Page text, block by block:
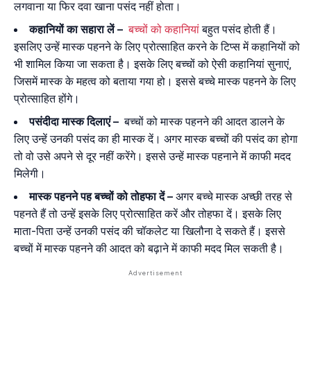
लगवाना या फिर दवा खाना पसंद नहीं होता।
कहानियों का सहारा लें – बच्चों को कहानियांबहुत पसंद होती हैं।
इसलिए उन्हें मास्क पहनने के लिए प्रोत्साहित करने के टिप्स में कहानियों को
भी शामिल किया जा सकता है। इसके लिए बच्चों को ऐसी कहानियां सुनाएं,
जिसमें मास्क के महत्व को बताया गया हो। इससे बच्चे मास्क पहनने के लिए
प्रोत्साहित होंगे।
पसंदीदा मास्क दिलाएं –बच्चों को मास्क पहनने की आदत डालने के
लिए उन्हें उनकी पसंद का ही मास्क दें। अगर मास्क बच्चों की पसंद का होगा
तो वो उसे अपने से दूर नहीं करेंगे। इससे उन्हें मास्क पहनाने में काफी मदद
मिलेगी।
मास्क पहनने पह बच्चों को तोहफा दें – अगर बच्चे मास्क अच्छी तरह से
पहनते हैं तो उन्हें इसके लिए प्रोत्साहित करें और तोहफा दें। इसके लिए
माता-पिता उन्हें उनकी पसंद की चॉकलेट या खिलौना दे सकते हैं। इससे
बच्चों में मास्क पहनने की आदत को बढ़ाने में काफी मदद मिल सकती है।